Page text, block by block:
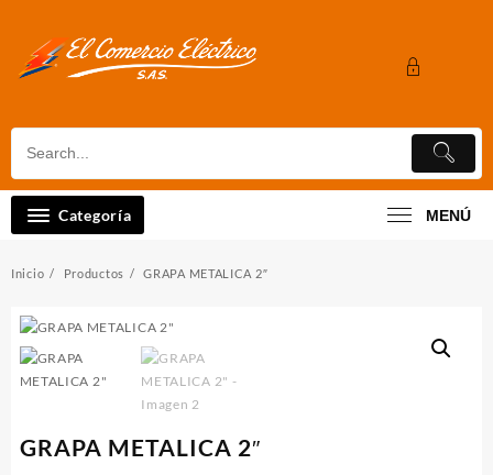
contenido
Categoría MENÚ
Inicio Productos GRAPA METALICA 2″
GRAPA METALICA 2″